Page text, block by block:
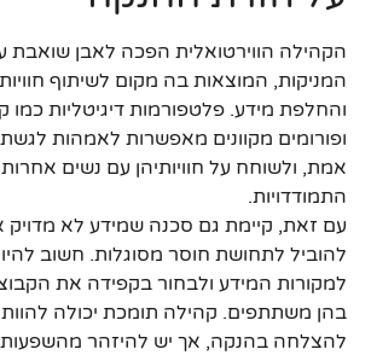
הקהילה הווירטואלית הפכה לאבן שואבת
המניקות, המוצאות בה מקום לשיתוף
והחלפת מידע. פלטפורמות דיגיטליות כמו
ופורומים מקוונים מאפשרות לאמהות
אמת, ולשוחח על חוויותיהן עם נשים
התמודדויות.
עם זאת, קיימת גם סכנה שמידע לא מדויק
להוביל לתחושת חוסר מסוגלות. חשוב
למקורות המידע ולבחור בקפידה את
בהן משתתפים. קהילה תומכת יכולה
להצלחה בהנקה, אך יש להיזהר מהשפעות